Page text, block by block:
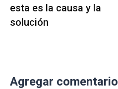
esta es la causa y la
solución
Agregar comentario